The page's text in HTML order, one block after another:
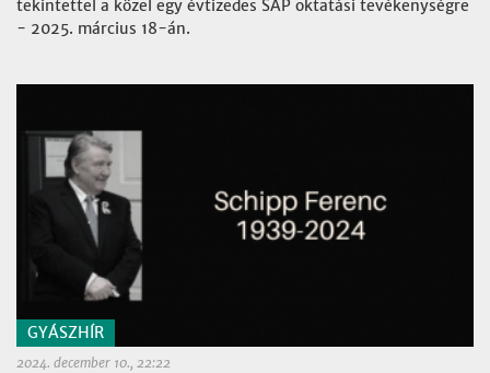
tekintettel a közel egy évtizedes SAP oktatási tevékenységre
- 2025. március 18-án.
GYÁSZHÍR
2024. december 10., 22:22